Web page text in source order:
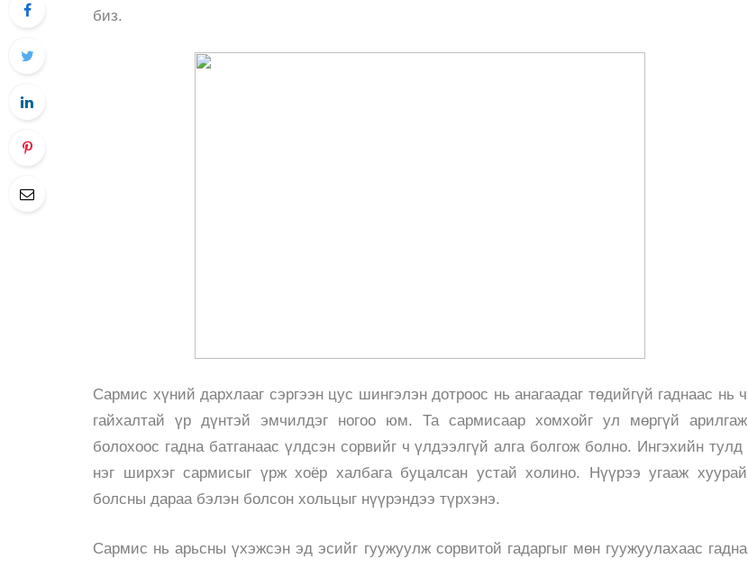
биз.
Сармис хүний дархлааг сэргээн цус шингэлэн дотроос нь анагаадаг төдийгүй гаднаас нь ч
гайхалтай үр дүнтэй эмчилдэг ногоо юм. Та сармисаар хомхойг ул мөргүй арилгаж
болохоос гадна батганаас үлдсэн сорвийг ч үлдээлгүй алга болгож болно. Ингэхийн тулд
нэг ширхэг сармисыг үрж хоёр халбага буцалсан устай холино. Нүүрээ угааж хуурай
болсны дараа бэлэн болсон хольцыг нүүрэндээ түрхэнэ.
Сармис нь арьсны үхэжсэн эд эсийг гуужуулж сорвитой гадаргыг мөн гуужуулахаас гадна